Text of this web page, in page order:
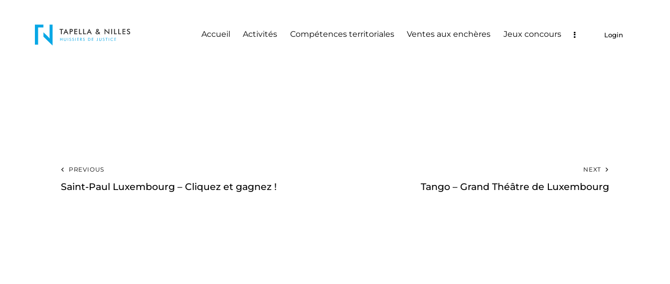
Accueil Activités Compétences territoriales Ventes aux enchères Jeux concours Login
PREVIOUS
Saint-Paul Luxembourg – Cliquez et gagnez !
NEXT
Tango – Grand Théâtre de Luxembourg